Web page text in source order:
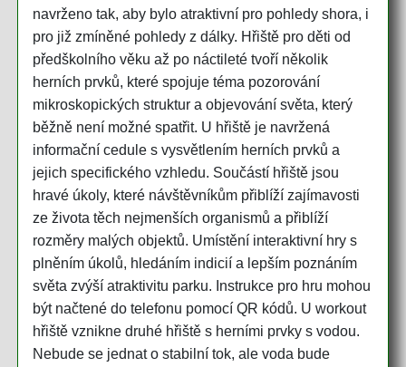
navrženo tak, aby bylo atraktivní pro pohledy shora, i
pro již zmíněné pohledy z dálky. Hřiště pro děti od
předškolního věku až po náctileté tvoří několik
herních prvků, které spojuje téma pozorování
mikroskopických struktur a objevování světa, který
běžně není možné spatřit. U hřiště je navržená
informační cedule s vysvětlením herních prvků a
jejich specifického vzhledu. Součástí hřiště jsou
hravé úkoly, které návštěvníkům přiblíží zajímavosti
ze života těch nejmenších organismů a přiblíží
rozměry malých objektů. Umístění interaktivní hry s
plněním úkolů, hledáním indicií a lepším poznáním
světa zvýší atraktivitu parku. Instrukce pro hru mohou
být načtené do telefonu pomocí QR kódů. U workout
hřiště vznikne druhé hřiště s herními prvky s vodou.
Nebude se jednat o stabilní tok, ale voda bude